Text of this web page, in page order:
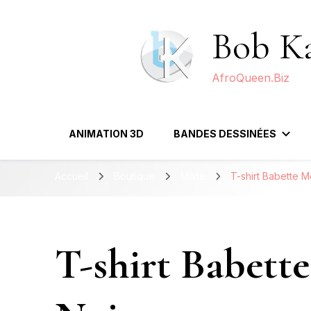
Bob
AfroQueen.Biz
ANIMATION 3D BANDES DESSINÉES
T-shirt Babette
T-shirt